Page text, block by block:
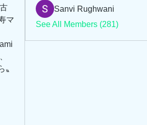
マ
Sanvi Rughwani
See All Members (281)